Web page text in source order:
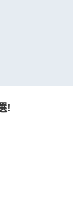
!